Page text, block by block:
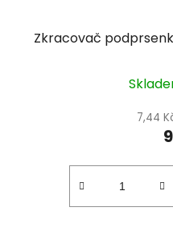
Zkracovač
7,44